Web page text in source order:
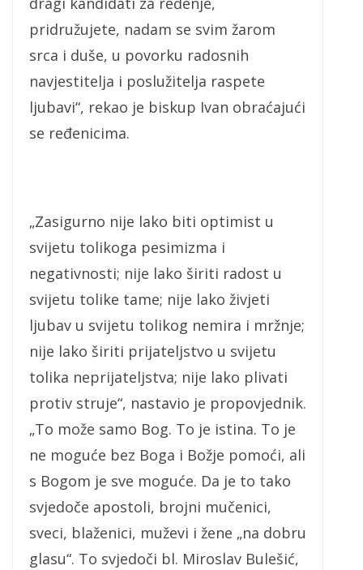
pridružujete, nadam se svim žarom
srca i duše, u povorku radosnih
navjestitelja i poslužitelja raspete
ljubavi“, rekao je biskup Ivan obraćajući
se ređenicima.
„Zasigurno nije lako biti optimist u
svijetu tolikoga pesimizma i
negativnosti; nije lako širiti radost u
svijetu tolike tame; nije lako živjeti
ljubav u svijetu tolikog nemira i mržnje;
nije lako širiti prijateljstvo u svijetu
tolika neprijateljstva; nije lako plivati
protiv struje“, nastavio je propovjednik.
„To može samo Bog. To je istina. To je
ne moguće bez Boga i Božje pomoći, ali
s Bogom je sve moguće. Da je to tako
svjedoče apostoli, brojni mučenici,
sveci, blaženici, muževi i žene „na dobru
glasu“. To svjedoči bl. Miroslav Bulešić,